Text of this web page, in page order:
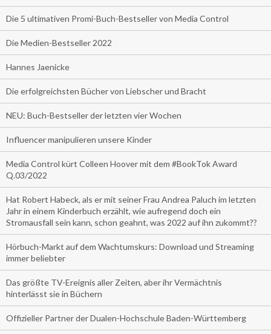
Die 5 ultimativen Promi-Buch-Bestseller von Media Control
Die Medien-Bestseller 2022
Hannes Jaenicke
Die erfolgreichsten Bücher von Liebscher und Bracht
NEU: Buch-Bestseller der letzten vier Wochen
Influencer manipulieren unsere Kinder
Media Control kürt Colleen Hoover mit dem #BookTok Award
Q.03/2022
Hat Robert Habeck, als er mit seiner Frau Andrea Paluch im letzten
Jahr in einem Kinderbuch erzählt, wie aufregend doch ein
Stromausfall sein kann, schon geahnt, was 2022 auf ihn zukommt??
Hörbuch-Markt auf dem Wachtumskurs: Download und Streaming
immer beliebter
Das größte TV-Ereignis aller Zeiten, aber ihr Vermächtnis
hinterlässt sie in Büchern
Offizieller Partner der Dualen-Hochschule Baden-Württemberg